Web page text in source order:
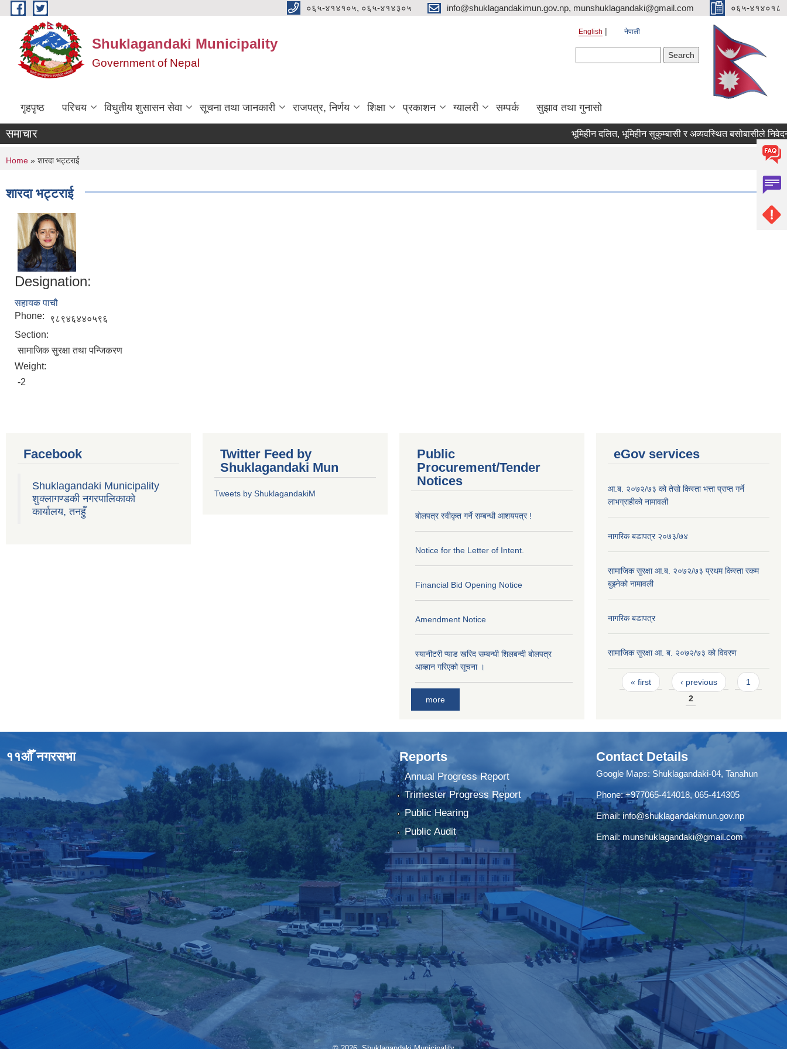
Skip to main content ०६५-४१४१०५, ०६५-४१४३०५ info@shuklagandakimun.gov.np, munshuklagandaki@gmail.com ०६५-४१४०१८
Shuklagandaki Municipality
Government of Nepal
English नेपाली
गृहपृष्ठ परिचय विधुतीय शुसासन सेवा सूचना तथा जानकारी राजपत्र, निर्णय शिक्षा प्रकाशन ग्यालरी सम्पर्क सुझाव तथा गुनासो
समाचार भूमिहीन दलित, भूमिहीन सुकुम्बासी र अव्यवस्थित बसोबासीले निवेदन
You are here
Home » शारदा भट्टराई
शारदा भट्टराई
Designation:
सहायक पाचौ
Phone:
९८९४६४४०५९६
Section:
सामाजिक सुरक्षा तथा पन्जिकरण
Weight:
-2
Facebook
Shuklagandaki Municipality
शुक्लागण्डकी नगरपालिकाको
कार्यालय, तनहुँ
Twitter Feed by
Shuklagandaki Mun
Tweets by ShuklagandakiM
Public
Procurement/Tender
Notices
बोलपत्र स्वीकृत गर्ने सम्बन्धी आशयपत्र !
Notice for the Letter of Intent.
Financial Bid Opening Notice
Amendment Notice
स्यानीटरी प्याड खरिद सम्बन्धी शिलबन्दी बोलपत्र
आब्हान गरिएको सूचना ।
more
eGov services
आ.ब. २०७२/७३ को तेसो किस्ता भत्ता प्राप्त गर्ने
लाभग्राहीको नामावली
नागरिक बडापत्र २०७३/७४
सामाजिक सुरक्षा आ.ब. २०७२/७३ प्रथम किस्ता रकम
बुझ्नेको नामावली
नागरिक बडापत्र
सामाजिक सुरक्षा आ. ब. २०७२/७३ को विवरण
Pages
« first ‹ previous
1
2
११औँ नगरसभा Reports
Annual Progress Report
Trimester Progress Report
Public Hearing
Public Audit
Contact Details
Google Maps: Shuklagandaki-04, Tanahun
Phone:+977065-414018, 065-414305
Email:info@shuklagandakimun.gov.np
Email: munshuklagandaki@gmail.com